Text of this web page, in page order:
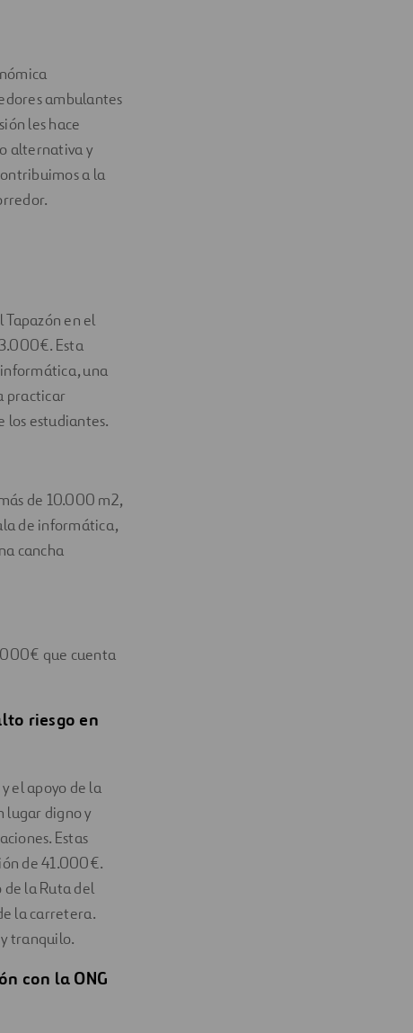
ambulantes
les hace
alternativa y
a la
Tapazón en el
Esta
una
practicar
los estudiantes.
de 10.000 m2,
de informática,
cancha
que cuenta
riesgo en
el apoyo de la
lugar digno y
Estas
de 41.000€.
de la Ruta del
la carretera.
tranquilo.
con la ONG